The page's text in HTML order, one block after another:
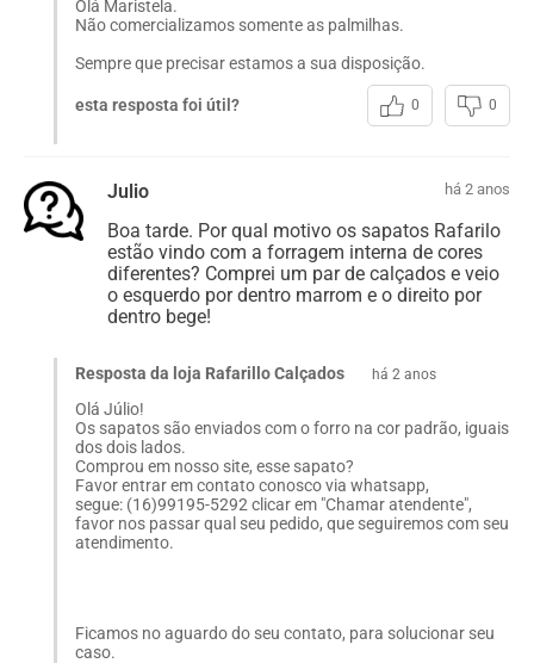
Olá Maristela.
Não comercializamos somente as palmilhas.
Sempre que precisar estamos a sua disposição.
esta resposta foi útil? 0 0
Julio há 2 anos
Boa tarde. Por qual motivo os sapatos Rafarilo
estão vindo com a forragem interna de cores
diferentes? Comprei um par de calçados e veio
o esquerdo por dentro marrom e o direito por
dentro bege!
Resposta da loja Rafarillo Calçados há 2 anos
Olá Júlio!
Os sapatos são enviados com o forro na cor padrão, iguais
dos dois lados.
Comprou em nosso site, esse sapato?
Favor entrar em contato conosco via whatsapp,
segue: (16)99195-5292 clicar em "Chamar atendente",
favor nos passar qual seu pedido, que seguiremos com seu
atendimento.
Ficamos no aguardo do seu contato, para solucionar seu
caso.